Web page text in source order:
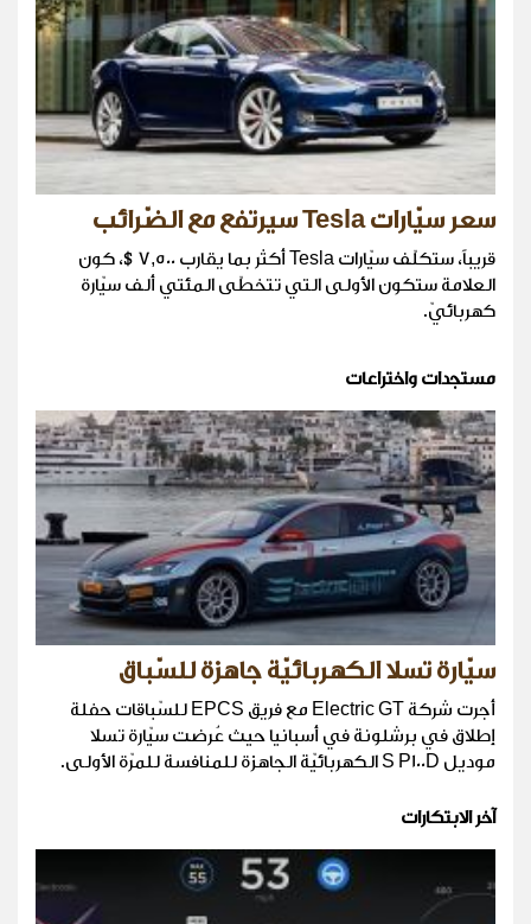
سعر سيّارات Tesla سيرتفع مع الضّرائب
قريباً، ستكلّف سيّارات Tesla أكثر بما يقارب 7,500$، كون
العلامة ستكون الأولى التي تتخطّى المئتي ألف سيّارة
كهربائيّ.
مستجدات واختراعات
سيّارة تسلا الكهربائيّة جاهزة للسّباق
أجرت شركة Electric GT مع فريق EPCS للسّباقات حفلة
إطلاق في برشلونة في أسبانيا حيث عُرضت سيّارة تسلا
موديل S P100D الكهربائيّة الجاهزة للمنافسة للمرّة الأولى.
آخر الابتكارات